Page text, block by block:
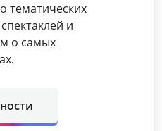
тематических
и
о самых